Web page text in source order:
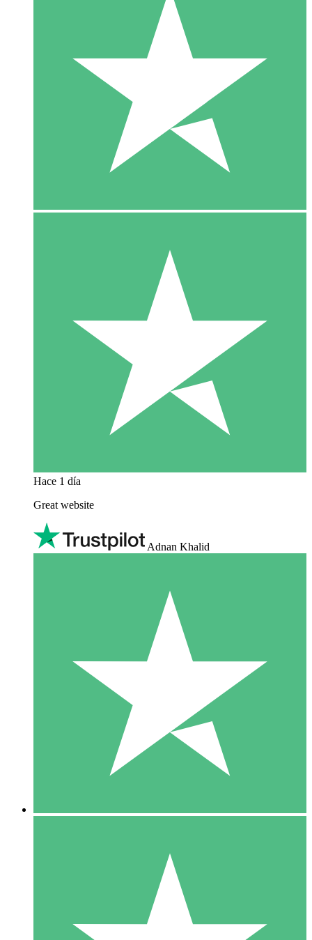
Hace 1 día
Great website
Adnan Khalid